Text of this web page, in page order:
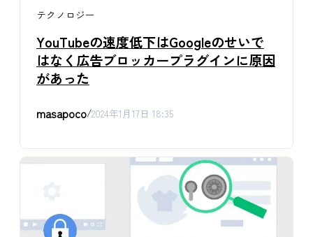
テクノロジー
YouTubeの速度低下はGoogleのせいで
はなく広告ブロッカープラグインに原因
があった
masapoco/2024年1月17日 18:35